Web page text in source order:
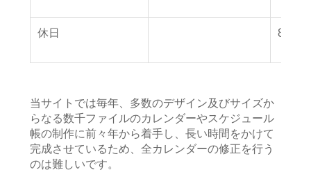
休日 8月9
当サイトでは毎年、多数のデザイン及びサイズか
らなる数千ファイルのカレンダーやスケジュール
帳の制作に前々年から着手し、長い時間をかけて
完成させているため、全カレンダーの修正を行う
のは難しいです。